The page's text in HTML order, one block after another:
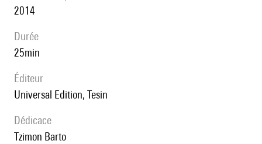
2014
durée
25min
éditeur
Universal Edition, Tesin
Dédicace
Tzimon Barto